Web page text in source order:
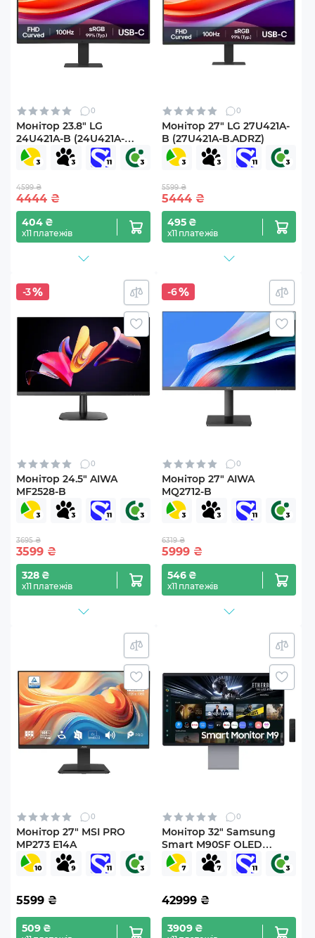
0
Монітор 23.8" LG
24U421A-B (24U421A-
B.ADRZ)
4599 ₴
4444 ₴
404 ₴
х11 платежів
0
Монітор 27" LG 27U421A-
B (27U421A-B.ADRZ)
5599 ₴
5444 ₴
495 ₴
х11 платежів
-3
0
Монітор 24.5" AIWA
MF2528-B
3695 ₴
3599 ₴
328 ₴
х11 платежів
-6
0
Монітор 27" AIWA
MQ2712-B
6319 ₴
5999 ₴
546 ₴
х11 платежів
0
Монітор 27" MSI PRO
MP273 E14A
5599 ₴
509 ₴
0
Монітор 32" Samsung
Smart M90SF OLED
(LS32FM902SZXUA)
42999 ₴
3909 ₴